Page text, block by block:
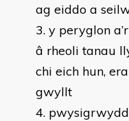
ag eiddo a
y peryglon
â rheoli tanau
chi eich hun,
gwyllt